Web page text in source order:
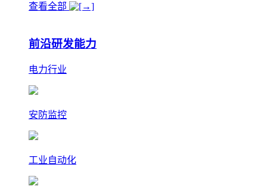
查看全部
前沿研发能力
电力行业
安防监控
工业自动化